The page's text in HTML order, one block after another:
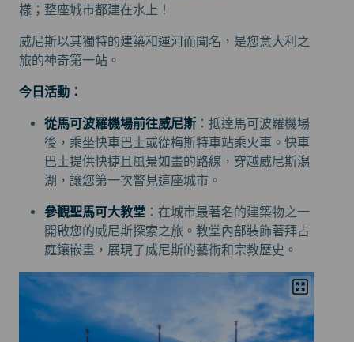
樣；整座城市都建在水上！
威尼斯以其獨特的建築和運河而聞名，是您意大利之
旅的神奇第一站。
今日活動：
從馬可波羅機場前往威尼斯 ：抵達馬可波羅機場
後，乘坐快車巴士或從梅斯特車站乘火車。快車
巴士提供快捷且風景如畫的路線，穿越威尼斯潟
湖，讓您第一次瞥見這座城市。
參觀聖馬可大教堂 ：在城市最著名的建築物之一
開啟您的威尼斯探索之旅。教堂內部裝飾著拜占
庭鑲嵌畫，展現了威尼斯的藝術和宗教歷史。